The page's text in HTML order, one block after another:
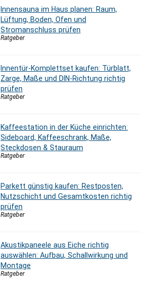
Innensauna im Haus planen: Raum,
Lüftung, Boden, Ofen und
Stromanschluss prüfen
Ratgeber
Innentür-Komplettset kaufen: Türblatt,
Zarge, Maße und DIN-Richtung richtig
prüfen
Ratgeber
Kaffeestation in der Küche einrichten:
Sideboard, Kaffeeschrank, Maße,
Steckdosen & Stauraum
Ratgeber
Parkett günstig kaufen: Restposten,
Nutzschicht und Gesamtkosten richtig
prüfen
Ratgeber
Akustikpaneele aus Eiche richtig
auswählen: Aufbau, Schallwirkung und
Montage
Ratgeber